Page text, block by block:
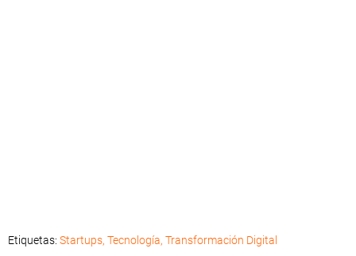
Etiquetas: Startups, Tecnología, Transformación Digital